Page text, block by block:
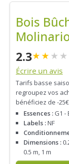
Bois
2.3★★★ ★
Écrire un avis
Tarifs basse
regroupez vos
bénéficiez de -
Essences : G1 -
Labels :NF
Dimensions :
0.5 m, 1 m